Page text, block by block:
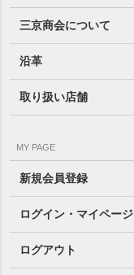
三京商会について
沿革
取り扱い店舗
MY PAGE
新規会員登録
ログイン・マイページ
ログアウト